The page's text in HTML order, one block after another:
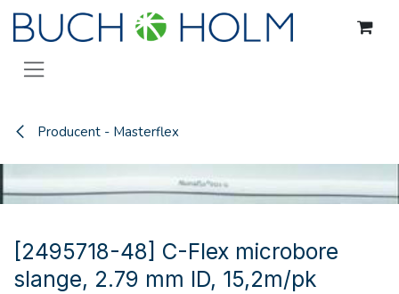
Gå til indhold
Producent - Masterflex
[2495718-48] C-Flex microbore
slange, 2.79 mm ID, 15,2m/pk